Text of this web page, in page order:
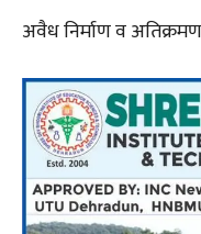
अवैध निर्माण व